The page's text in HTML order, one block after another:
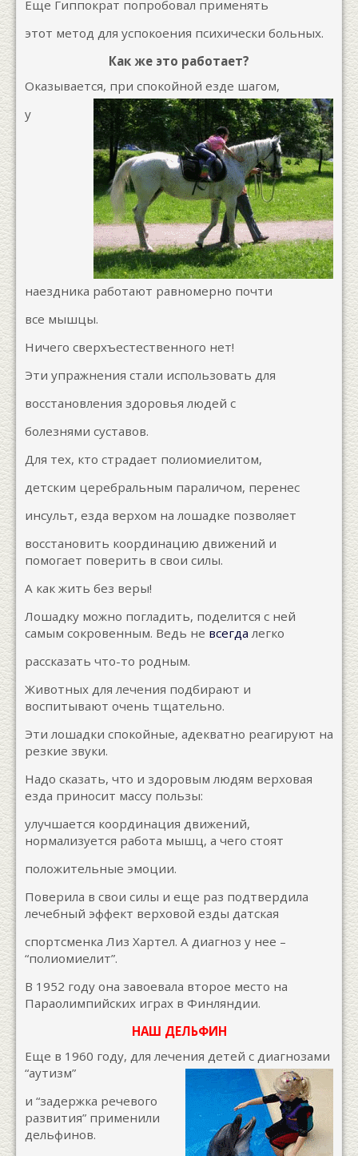
Еще Гиппократ попробовал применять
этот метод для успокоения психически больных.
Как же это работает?
Оказывается, при спокойной езде шагом,
у
наездника работают равномерно почти
все мышцы.
Ничего сверхъестественного нет!
Эти упражнения стали использовать для
восстановления здоровья людей с
болезнями суставов.
Для тех, кто страдает полиомиелитом,
детским церебральным параличом, перенес
инсульт, езда верхом на лошадке позволяет
восстановить координацию движений и
помогает поверить в свои силы.
А как жить без веры!
Лошадку можно погладить, поделится с ней
самым сокровенным. Ведь не всегда легко
рассказать что-то родным.
Животных для лечения подбирают и
воспитывают очень тщательно.
Эти лошадки спокойные, адекватно реагируют на
резкие звуки.
Надо сказать, что и здоровым людям верховая
езда приносит массу пользы:
улучшается координация движений,
нормализуется работа мышц, а чего стоят
положительные эмоции.
Поверила в свои силы и еще раз подтвердила
лечебный эффект верховой езды датская
спортсменка Лиз Хартел. А диагноз у нее –
“полиомиелит”.
В 1952 году она завоевала второе место на
Параолимпийских играх в Финляндии.
НАШ ДЕЛЬФИН
Еще в 1960 году, для лечения детей с диагнозами
“аутизм”
и “задержка речевого
развития” применили
дельфинов.